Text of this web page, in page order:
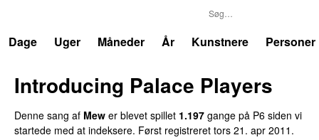
Dage
Uger Måneder År Kunstnere Personer
Introducing Palace Players
Denne sang af Mew er blevet spillet 1.197 gange på P6 siden vi
startede med at indeksere. Først registreret tors 21. apr 2011 .